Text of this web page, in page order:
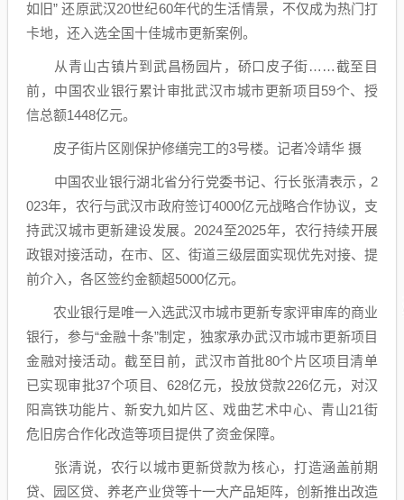
如旧” 还原武汉20世纪60年代的生活情景，不仅成为热门打
卡地，还入选全国十佳城市更新案例。
从青山古镇片到武昌杨园片，硚口皮子街……截至目
前，中国农业银行累计审批武汉市城市更新项目59个、授
信总额1448亿元。
皮子街片区刚保护修缮完工的3号楼。记者冷靖华 摄
中国农业银行湖北省分行党委书记、行长张清表示，2
023年，农行与武汉市政府签订4000亿元战略合作协议，支
持武汉城市更新建设发展。2024至2025年，农行持续开展
政银对接活动，在市、区、街道三级层面实现优先对接、提
前介入，各区签约金额超5000亿元。
农业银行是唯一入选武汉市城市更新专家评审库的商业
银行，参与“金融十条”制定，独家承办武汉市城市更新项目
金融对接活动。截至目前，武汉市首批80个片区项目清单
已实现审批37个项目、628亿元，投放贷款226亿元，对汉
阳高铁功能片、新安九如片区、戏曲艺术中心、青山21街
危旧房合作化改造等项目提供了资金保障。
张清说，农行以城市更新贷款为核心，打造涵盖前期
贷、园区贷、养老产业贷等十一大产品矩阵，创新推出改造